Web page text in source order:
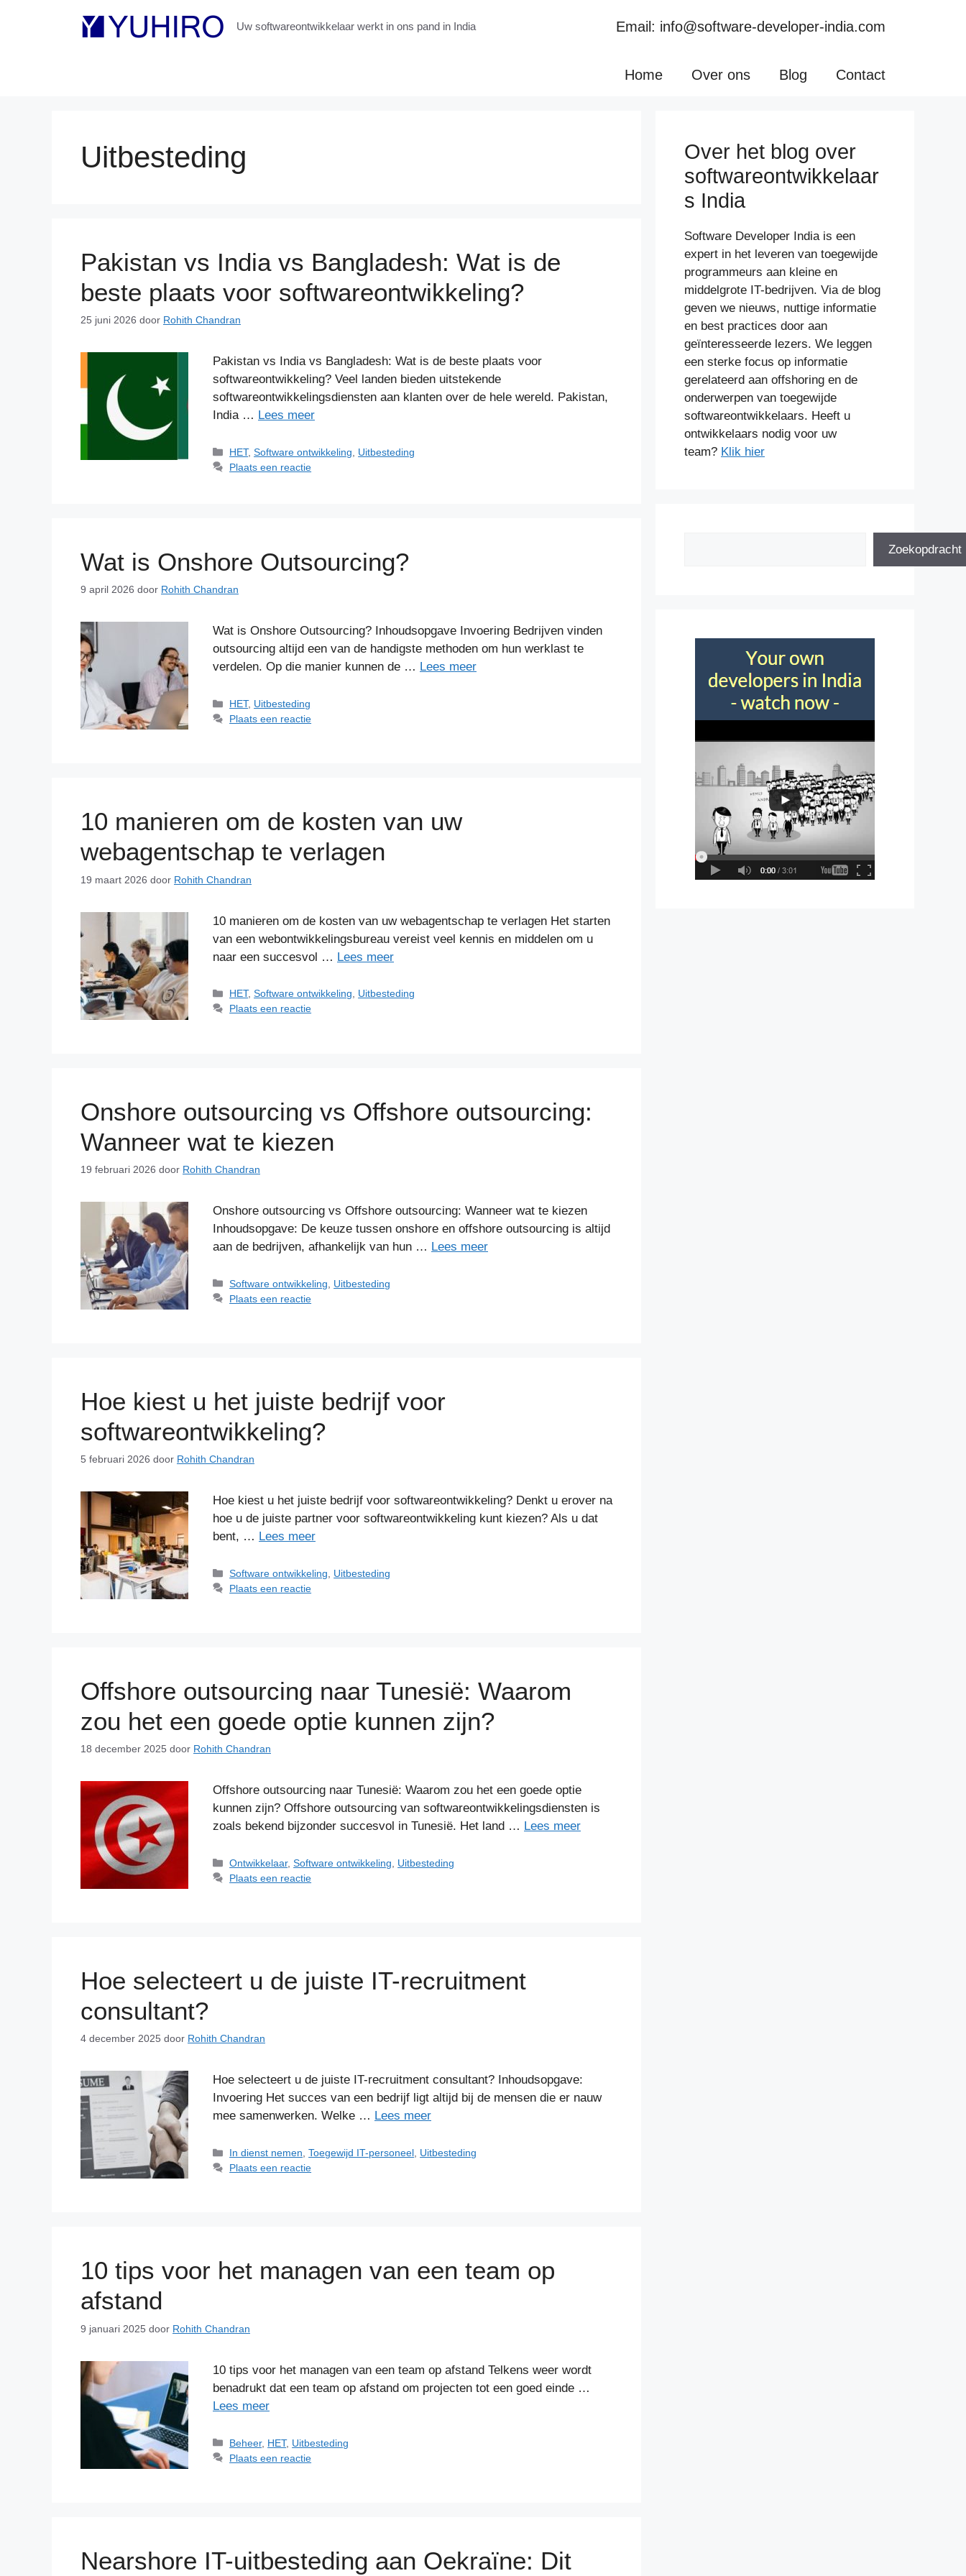
Uw softwareontwikkelaar werkt in ons pand in India Email: info@software-developer-india.com
Home Over ons Blog Contact
Uitbesteding
Pakistan vs India vs Bangladesh: Wat is de
beste plaats voor softwareontwikkeling?
25 juni 2026 door Rohith Chandran
Pakistan vs India vs Bangladesh: Wat is de beste plaats voor
softwareontwikkeling? Veel landen bieden uitstekende
softwareontwikkelingsdiensten aan klanten over de hele wereld. Pakistan,
India … Lees meer
Categorieën
HET,Software ontwikkeling
Uitbesteding
Plaats een reactie
Wat is Onshore Outsourcing?
9 april 2026 door Rohith Chandran
Wat is Onshore Outsourcing? Inhoudsopgave Invoering Bedrijven vinden
outsourcing altijd een van de handigste methoden om hun werklast te
verdelen. Op die manier kunnen de … Lees meer
Categorieën
HET, Uitbesteding
Plaats een reactie
10 manieren om de kosten van uw
webagentschap te verlagen
19 maart 2026 door Rohith Chandran
10 manieren om de kosten van uw webagentschap te verlagen Het starten
van een webontwikkelingsbureau vereist veel kennis en middelen om u
naar een succesvol … Lees meer
Categorieën
HET,Software ontwikkeling, Uitbesteding
Plaats een reactie
Onshore outsourcing vs Offshore outsourcing:
Wanneer wat te kiezen
19 februari 2026 door Rohith Chandran
Onshore outsourcing vs Offshore outsourcing: Wanneer wat te kiezen
Inhoudsopgave: De keuze tussen onshore en offshore outsourcing is altijd
aan de bedrijven, afhankelijk van hun … Lees meer
Categorieën
Software ontwikkeling
Uitbesteding
Plaats een reactie
Hoe kiest u het juiste bedrijf voor
softwareontwikkeling?
5 februari 2026 door Rohith Chandran
Hoe kiest u het juiste bedrijf voor softwareontwikkeling? Denkt u erover na
hoe u de juiste partner voor softwareontwikkeling kunt kiezen? Als u dat
bent, … Lees meer
Categorieën
Software ontwikkeling
Uitbesteding
Plaats een reactie
Offshore outsourcing naar Tunesië: Waarom
zou het een goede optie kunnen zijn?
18 december 2025 door Rohith Chandran
Offshore outsourcing naar Tunesië: Waarom zou het een goede optie
kunnen zijn? Offshore outsourcing van softwareontwikkelingsdiensten is
zoals bekend bijzonder succesvol in Tunesië. Het land … Lees meer
Categorieën
Ontwikkelaar,Software ontwikkeling
Uitbesteding
Plaats een reactie
Hoe selecteert u de juiste IT-recruitment
consultant?
4 december 2025 door Rohith Chandran
Hoe selecteert u de juiste IT-recruitment consultant? Inhoudsopgave:
Invoering Het succes van een bedrijf ligt altijd bij de mensen die er nauw
mee samenwerken. Welke … Lees meer
Categorieën
In dienst nemen,Toegewijd IT-personeel, Uitbesteding
Plaats een reactie
10 tips voor het managen van een team op
afstand
9 januari 2025 door Rohith Chandran
10 tips voor het managen van een team op afstand Telkens weer wordt
benadrukt dat een team op afstand om projecten tot een goed einde …
Lees meer
Categorieën
Beheer, HET, Uitbesteding
Plaats een reactie
Nearshore IT-uitbesteding aan Oekraïne: Dit
Over het blog over
softwareontwikkelaar
s India
Software Developer India is een
expert in het leveren van toegewijde
programmeurs aan kleine en
middelgrote IT-bedrijven. Via de blog
geven we nieuws, nuttige informatie
en best practices door aan
geïnteresseerde lezers. We leggen
een sterke focus op informatie
gerelateerd aan offshoring en de
onderwerpen van toegewijde
softwareontwikkelaars. Heeft u
ontwikkelaars nodig voor uw
team? Klik hier
Zoekopdracht